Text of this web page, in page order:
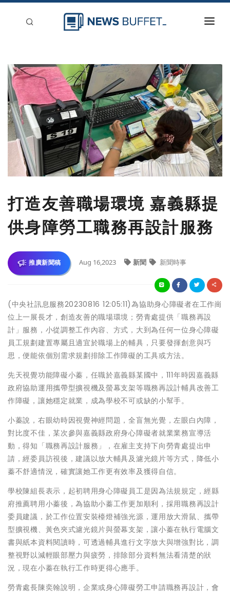
新聞稿分類
登入
刊登
打造友善職場環境 嘉義縣提
供身障勞工職務再設計服務
推廣新聞稿 Aug 16,2023 新聞 新聞時事
(中央社訊息服務20230816 12:05:11)為協助身心障礙者在工作崗
位上一展長才，創造友善的職場環境；勞青處提供「職務再設
計」服務，小從調整工作內容、方式，大到為任何一位身心障礙
員工規劃建置專屬且適宜於職場上的輔具，只要發揮創意與巧
思，便能依個別需求規劃排除工作障礙的工具或方法。
先天視覺功能障礙小蓁，任職於嘉義縣某國中，111年時因嘉義縣
政府協助運用攜帶型擴視機及螢幕支架等職務再設計輔具改善工
作障礙，讓她穩定就業，成為學校不可或缺的小幫手。
小蓁說，右眼幼時因視覺神經問題，全盲無光覺，左眼白內障，
對比度不佳，某次參與嘉義縣政府身心障礙者就業業務宣導活
動，得知「職務再設計服務」，在雇主支持下向勞青處提出申
請，經委員訪視後，建議以放大輔具及濾光鏡片等方式，降低小
蓁不舒適情況，確實讓她工作更有效率及獲得自信。
學校陳組長表示，起初聘用身心障礙員工是因為法規規定，經縣
府推薦聘用小蓁後，為協助小蓁工作更加順利，採用職務再設計
委員建議，於工作位置安裝檯燈補強光源，運用放大滑鼠、攜帶
型擴視機、黃色夾式濾光鏡片與螢幕支架，讓小蓁在執行電腦文
書與紙本資料閱讀時，可透過輔具進行文字放大與增強對比，調
整視野以減輕眼部壓力與疲勞，排除部分資料無法看清楚的狀
況，現在小蓁在執行工作時更得心應手。
勞青處長陳奕翰說明，企業或身心障礙勞工申請職務再設計，會